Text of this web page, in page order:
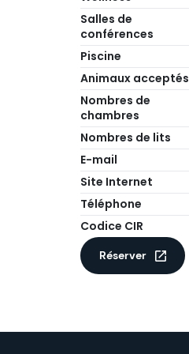
Salles de
conférences
Piscine
Animaux acceptés
Nombres de
chambres
Nombres de lits
E-mail
Site Internet
Téléphone
Codice CIR
Réserver